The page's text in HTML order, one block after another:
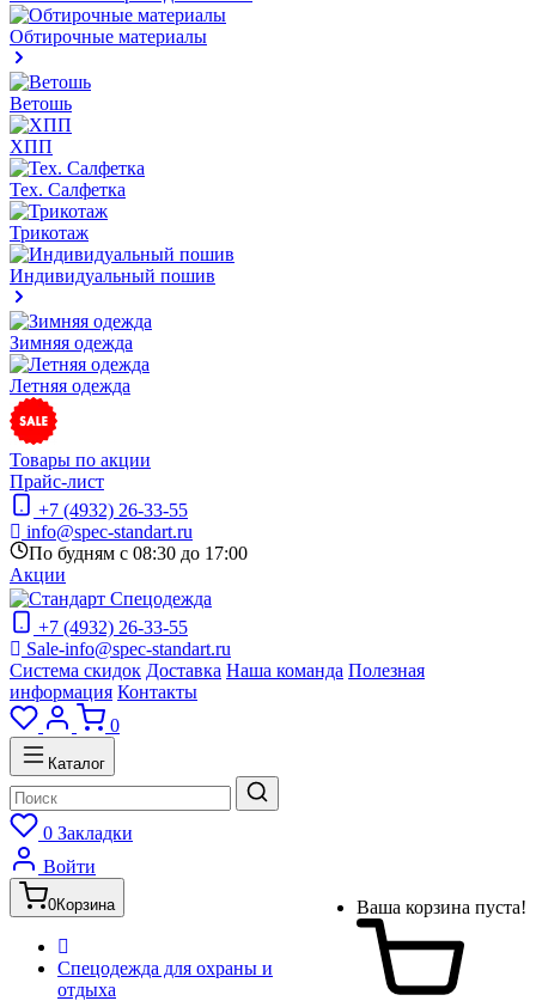
Обтирочные материалы
Ветошь
ХПП
Тех. Салфетка
Трикотаж
Индивидуальный пошив
Зимняя одежда
Летняя одежда
Товары по акции
Прайс-лист
+7 (4932) 26-33-55
info@spec-standart.ru
По будням с 08:30 до 17:00
Акции
+7 (4932) 26-33-55
Sale-info@spec-standart.ru
Система скидок Доставка Наша команда Полезная
информация Контакты
0
Каталог
0 Закладки
Войти
0Корзина Ваша корзина пуста!
Спецодежда для охраны и
отдыха